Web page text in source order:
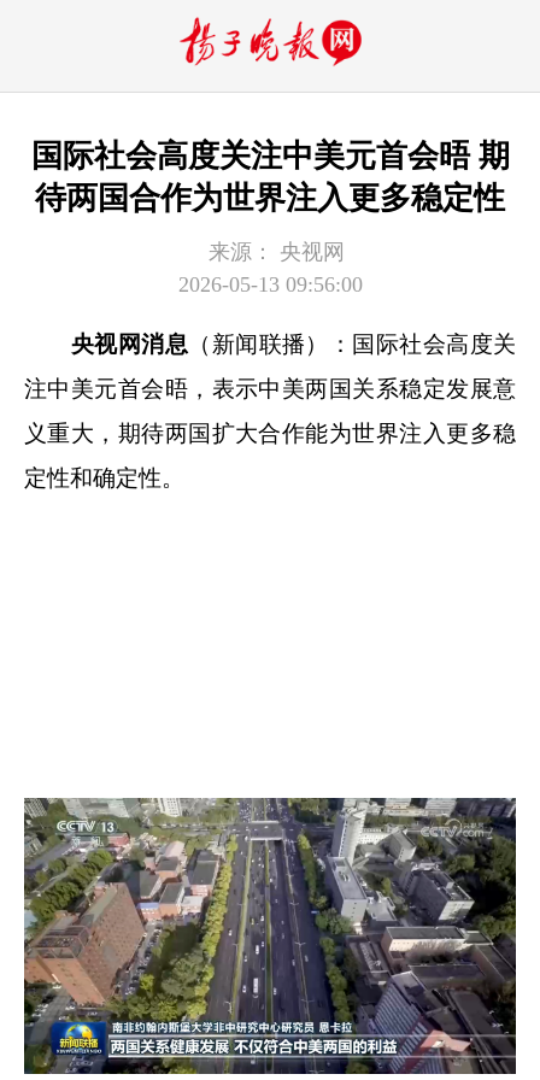
国际社会高度关注中美元首会晤 期
待两国合作为世界注入更多稳定性
来源：
央视网
2026-05-13 09:56:00
央视网消息 （新闻联播）：国际社会高度关
注中美元首会晤，表示中美两国关系稳定发展意
义重大，期待两国扩大合作能为世界注入更多稳
定性和确定性。